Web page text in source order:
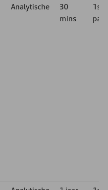
Analytische
30
mins
1st